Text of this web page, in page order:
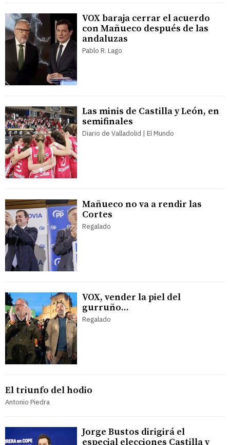
VOX baraja cerrar el acuerdo
con Mañueco después de las
andaluzas
Pablo R. Lago
Las minis de Castilla y León, en
semifinales
Diario de Valladolid | El Mundo
Mañueco no va a rendir las
Cortes
Regalado
VOX, vender la piel del
gurruño...
Regalado
El triunfo del hodio
Antonio Piedra
Jorge Bustos dirigirá el
especial elecciones Castilla y